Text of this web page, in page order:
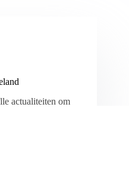
actualiteiten om